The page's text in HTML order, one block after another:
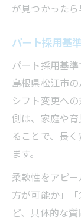
が見つかった
パート採用基
パート採用基
島根県松江市
シフト変更へ
側は、家庭や
ることで、長
ます。
柔軟性をアピ
方が可能か」
ど、具体的な